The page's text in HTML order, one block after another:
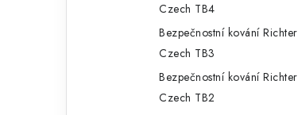
Czech TB4
Bezpečnostní kování Richter
Czech TB3
Bezpečnostní kování Richter
Czech TB2